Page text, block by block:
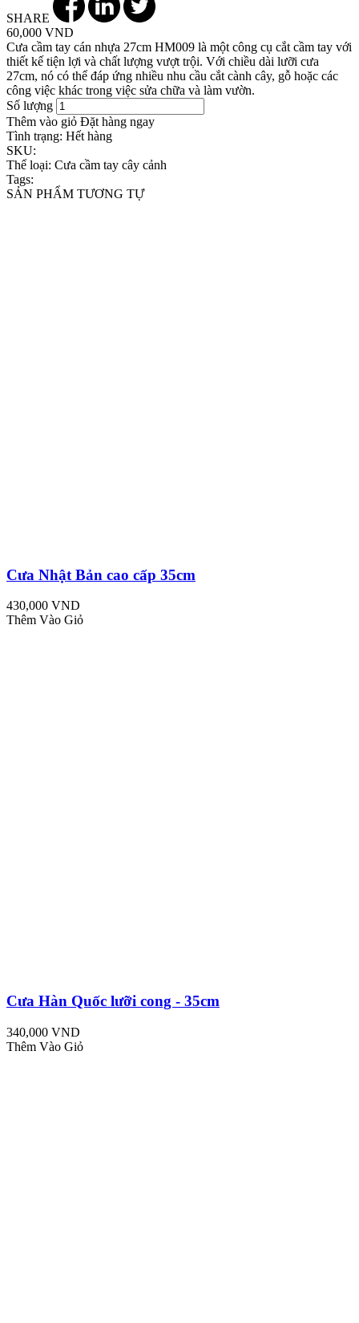
SHARE
60,000 VND
Cưa cầm tay cán nhựa 27cm HM009 là một công cụ cắt cầm tay với
thiết kế tiện lợi và chất lượng vượt trội. Với chiều dài lưỡi cưa
27cm, nó có thể đáp ứng nhiều nhu cầu cắt cành cây, gỗ hoặc các
công việc khác trong việc sửa chữa và làm vườn.
Số lượng
Thêm vào giỏ Đặt hàng ngay
Tình trạng: Hết hàng
SKU:
Thể loại: Cưa cầm tay cây cảnh
Tags:
SẢN PHẨM TƯƠNG TỰ
Cưa Nhật Bản cao cấp 35cm
430,000 VND
Thêm Vào Giỏ
Cưa Hàn Quốc lưỡi cong - 35cm
340,000 VND
Thêm Vào Giỏ